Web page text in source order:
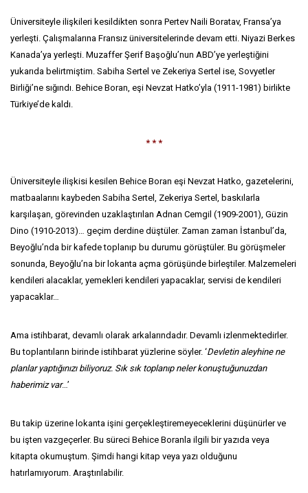
Üniversiteyle ilişkileri kesildikten sonra Pertev Naili Boratav, Fransa’ya
yerleşti. Çalışmalarına Fransız üniversitelerinde devam etti. Niyazi Berkes
Kanada’ya yerleşti. Muzaffer Şerif Başoğlu’nun ABD’ye yerleştiğini
yukarıda belirtmiştim. Sabiha Sertel ve Zekeriya Sertel ise, Sovyetler
Birliği’ne sığındı. Behice Boran, eşi Nevzat Hatko’yla (1911-1981) birlikte
Türkiye’de kaldı.
* * *
Üniversiteyle ilişkisi kesilen Behice Boran eşi Nevzat Hatko, gazetelerini,
matbaalarını kaybeden Sabiha Sertel, Zekeriya Sertel, baskılarla
karşılaşan, görevinden uzaklaştırılan Adnan Cemgil (1909-2001), Güzin
Dino (1910-2013)… geçim derdine düştüler. Zaman zaman İstanbul’da,
Beyoğlu’nda bir kafede toplanıp bu durumu görüştüler. Bu görüşmeler
sonunda, Beyoğlu’na bir lokanta açma görüşünde birleştiler. Malzemeleri
kendileri alacaklar, yemekleri kendileri yapacaklar, servisi de kendileri
yapacaklar…
Ama istihbarat, devamlı olarak arkalarındadır. Devamlı izlenmektedirler.
Bu toplantıların birinde istihbarat yüzlerine söyler. ‘Devletin aleyhine ne
planlar yaptığınızı biliyoruz. Sık sık toplanıp neler konuştuğunuzdan
haberimiz var…’
Bu takip üzerine lokanta işini gerçekleştiremeyeceklerini düşünürler ve
bu işten vazgeçerler. Bu süreci Behice Boranla ilgili bir yazıda veya
kitapta okumuştum. Şimdi hangi kitap veya yazı olduğunu
hatırlamıyorum. Araştırılabilir.